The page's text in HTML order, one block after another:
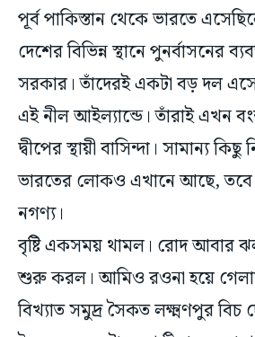
দেশের বিভিন্ন স্থানে পুনর্বাসনের
সরকার। তাঁদেরই একটা বড় দল এসে
এই নীল আইল্যান্ডে। তাঁরাই এখন
দ্বীপের স্থায়ী বাসিন্দা। সামান্য কিছু
ভারতের লোকও এখানে আছে, তবে
নগণ্য।
বৃষ্টি একসময় থামল। রোদ আবার
শুরু করল। আমিও রওনা হয়ে
বিখ্যাত সমুদ্র সৈকত লক্ষ্মণপুর বিচ
সৈকতের একটা অংশ টিলার মতো